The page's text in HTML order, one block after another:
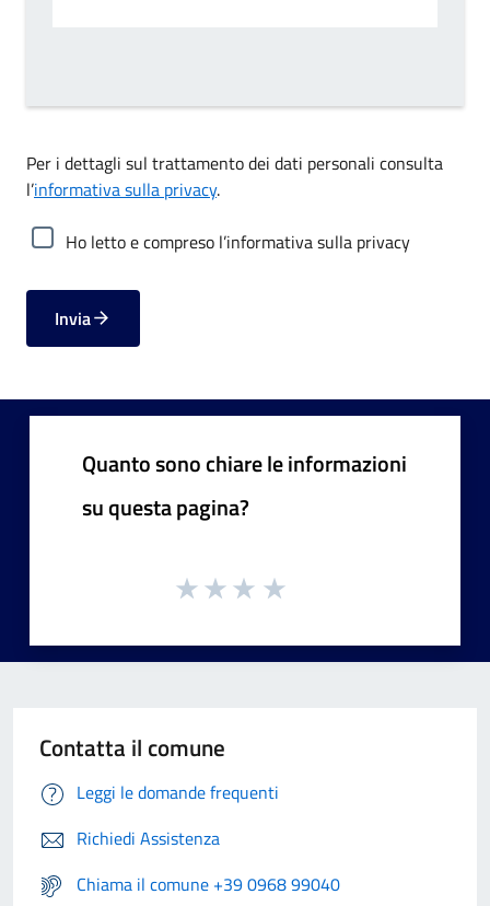
Per i dettagli sul trattamento dei dati personali consulta
l’informativa sulla privacy.
Ho letto e compreso l’informativa sulla privacy
Invia
Quanto sono chiare le informazioni
su questa pagina?
Contatta il comune
Leggi le domande frequenti
Richiedi Assistenza
Chiama il comune +39 0968 99040